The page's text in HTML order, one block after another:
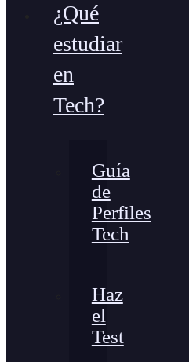
¿Qué
estudiar
en
Tech?
Guía
de
Perfiles
Tech
Haz
el
Test